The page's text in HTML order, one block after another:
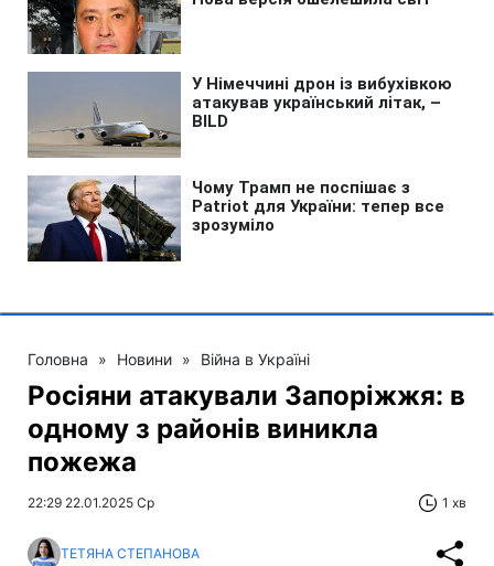
Головна » Новини » Війна в Україні
Росіяни атакували Запоріжжя: в
одному з районів виникла
пожежа
22:29 22.01.2025 Ср 1 хв
ТЕТЯНА СТЕПАНОВА